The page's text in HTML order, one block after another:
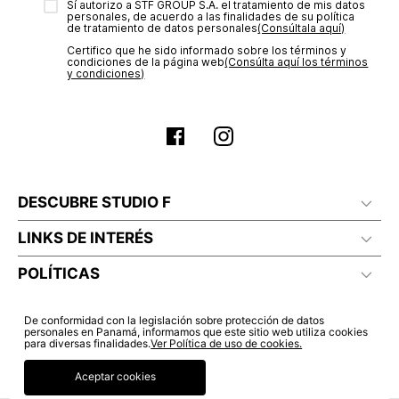
No lavado en seco
estado de tu compra puedes ingresar al menú de “Mi cuenta -
Mis Pedidos” en nuestra página webwww.studiofpanama.pa
Sí autorizo a STF GROUP S.A. el tratamiento de mis datos
personales, de acuerdo a las finalidades de su política
de tratamiento de datos personales‎(Consúltala aquí)
Certifico que he sido informado sobre los términos y
condiciones de la página web‎(Consúlta aquí los términos
y condiciones)
DESCUBRE STUDIO F
LINKS DE INTERÉS
POLÍTICAS
De conformidad con la legislación sobre protección de datos
personales en Panamá, informamos que este sitio web utiliza cookies
para diversas finalidades.Ver Política de uso de cookies.
Aceptar cookies